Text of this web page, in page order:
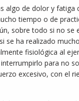
algo de dolor y fatiga
tiempo o de
sobre todo si no se
se ha realizado
fisiológica al
para no
excesivo, con el